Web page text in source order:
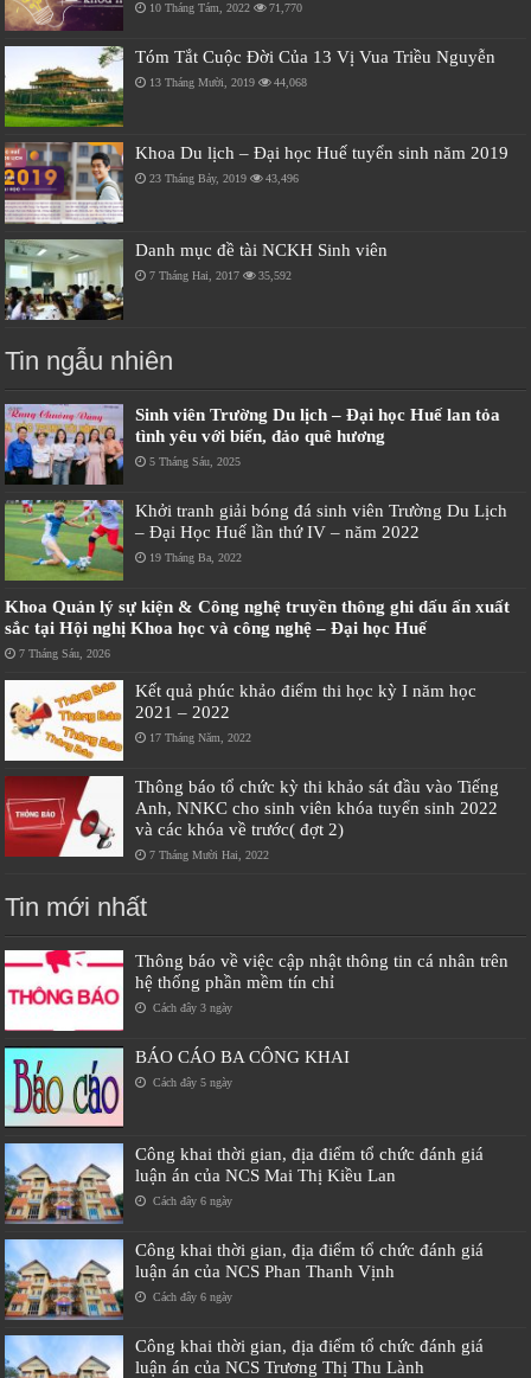
10 Tháng Tám, 2022 71,770
Tóm Tắt Cuộc Đời Của 13 Vị Vua Triều Nguyễn
13 Tháng Mười, 2019 44,068
Khoa Du lịch – Đại học Huế tuyển sinh năm 2019
23 Tháng Bảy, 2019 43,496
Danh mục đề tài NCKH Sinh viên
7 Tháng Hai, 2017 35,592
Tin ngẫu nhiên
Sinh viên Trường Du lịch – Đại học Huế lan tỏa
tình yêu với biển, đảo quê hương
5 Tháng Sáu, 2025
Khởi tranh giải bóng đá sinh viên Trường Du Lịch
– Đại Học Huế lần thứ IV – năm 2022
19 Tháng Ba, 2022
Khoa Quản lý sự kiện & Công nghệ truyền thông ghi dấu ấn xuất
sắc tại Hội nghị Khoa học và công nghệ – Đại học Huế
7 Tháng Sáu, 2026
Kết quả phúc khảo điểm thi học kỳ I năm học
2021 – 2022
17 Tháng Năm, 2022
Thông báo tổ chức kỳ thi khảo sát đầu vào Tiếng
Anh, NNKC cho sinh viên khóa tuyển sinh 2022
và các khóa về trước( đợt 2)
7 Tháng Mười Hai, 2022
Tin mới nhất
Thông báo về việc cập nhật thông tin cá nhân trên
hệ thống phần mềm tín chỉ
Cách đây 3 ngày
BÁO CÁO BA CÔNG KHAI
Cách đây 5 ngày
Công khai thời gian, địa điểm tổ chức đánh giá
luận án của NCS Mai Thị Kiều Lan
Cách đây 6 ngày
Công khai thời gian, địa điểm tổ chức đánh giá
luận án của NCS Phan Thanh Vịnh
Cách đây 6 ngày
Công khai thời gian, địa điểm tổ chức đánh giá
luận án của NCS Trương Thị Thu Lành